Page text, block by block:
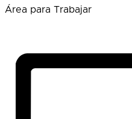
Área para Trabajar